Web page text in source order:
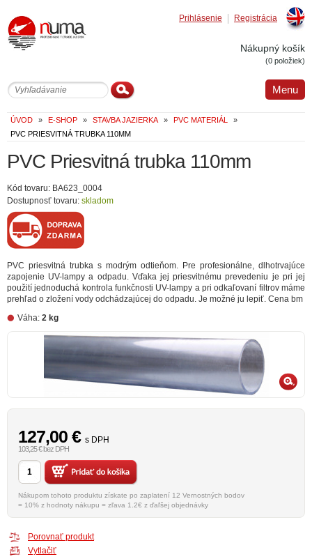
Registrácia
Prihlásenie
Nákupný košík
(0 položiek)
Menu
ÚVOD » E-SHOP » STAVBA JAZIERKA » PVC MATERIÁL
»
PVC PRIESVITNÁ TRUBKA 110MM
PVC Priesvitná trubka 110mm
Kód tovaru: BA623_0004
Dostupnosť tovaru: skladom
PVC priesvitná trubka s modrým odtieňom. Pre profesionálne, dlhotrvajúce
zapojenie UV-lampy a odpadu. Vďaka jej priesvitnému prevedeniu je pri jej
použití jednoduchá kontrola funkčnosti UV-lampy a pri odkaľovaní filtrov máme
prehľad o zložení vody odchádzajúcej do odpadu. Je možné ju lepiť. Cena bm
Váha: 2 kg
127,00 € s DPH
103,25 € bez DPH
Nákupom tohoto produktu získate po zaplatení 12 Vernostných bodov
= 10% z hodnoty nákupu = zľava 1.2€ z ďaľšej objednávky
Porovnať produkt
Vytlačiť